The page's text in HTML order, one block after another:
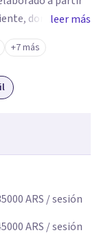
donde
la orientación de
amplios y
de cada
leer más
+7 más
ARS / sesión
ARS / sesión